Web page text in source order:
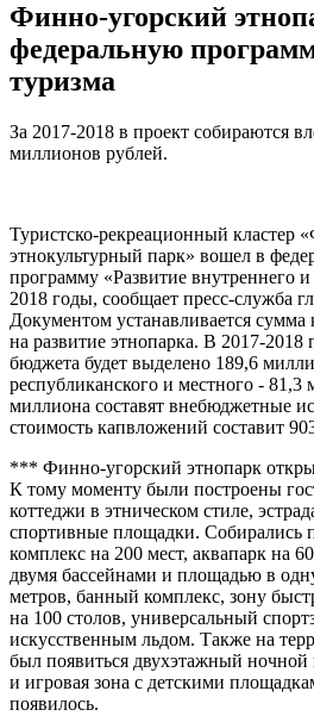
Финно-угорский
федеральную
туризма
За 2017-2018 в проект собираются
миллионов рублей.
Туристско-рекреационный кластер
этнокультурный парк» вошел в
программу «Развитие внутреннего
2018 годы, сообщает пресс-служба
Документом устанавливается
на развитие этнопарка. В 2017-2018
бюджета будет выделено 189,6
республиканского и местного - 81,3
миллиона составят внебюджетные
стоимость капвложений составит
*** Финно-угорский этнопарк
К тому моменту были построены
коттеджи в этническом стиле,
спортивные площадки. Собирались
комплекс на 200 мест, аквапарк на
двумя бассейнами и площадью в
метров, банный комплекс, зону
на 100 столов, универсальный
искусственным льдом. Также на
был появиться двухэтажный ночной
и игровая зона с детскими
появилось.